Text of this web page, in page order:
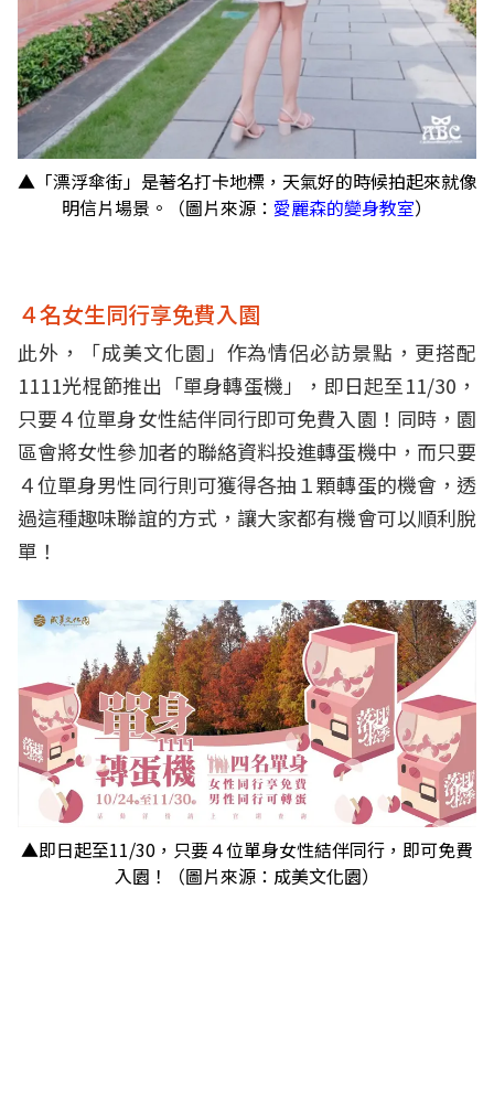
▲「漂浮傘街」是著名打卡地標，天氣好的時候拍起來就像
明信片場景。（圖片來源： 愛麗森的變身教室）
４名女生同行享免費入園
此外，「成美文化園」作為情侶必訪景點，更搭配
1111光棍節推出「單身轉蛋機」，即日起至11/30，
只要４位單身女性結伴同行即可免費入園！同時，園
區會將女性參加者的聯絡資料投進轉蛋機中，而只要
４位單身男性同行則可獲得各抽１顆轉蛋的機會，透
過這種趣味聯誼的方式，讓大家都有機會可以順利脫
單！
▲即日起至11/30，只要４位單身女性結伴同行，即可免費
入園！（圖片來源：成美文化園）